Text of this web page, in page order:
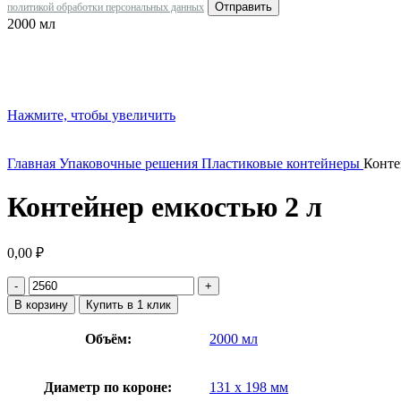
политикой обработки персональных данных
2000 мл
Нажмите, чтобы увеличить
Главная Упаковочные решения Пластиковые контейнеры
Контейнер емкостью 2 л
0,00 ₽
Количество
товара
Контейнер
В корзину Купить в 1 клик
Объём: 2000 мл
Диаметр по короне: 131 х 198 мм